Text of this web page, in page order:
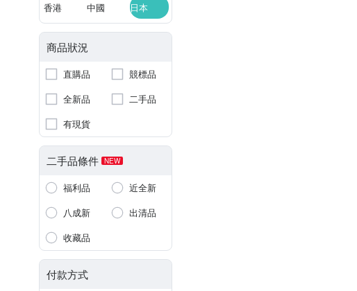
香港 中國 日本
商品狀況
直購品
競標品
全新品
二手品
有現貨
二手品條件 NEW
福利品
近全新
八成新
出清品
收藏品
付款方式